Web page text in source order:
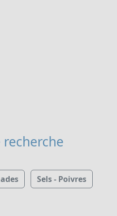
Sels - Poivres